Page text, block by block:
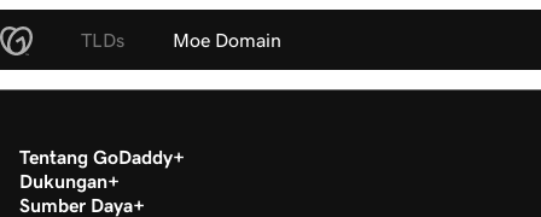
TLDs Moe Domain
Tentang GoDaddy
Dukungan
Sumber Daya